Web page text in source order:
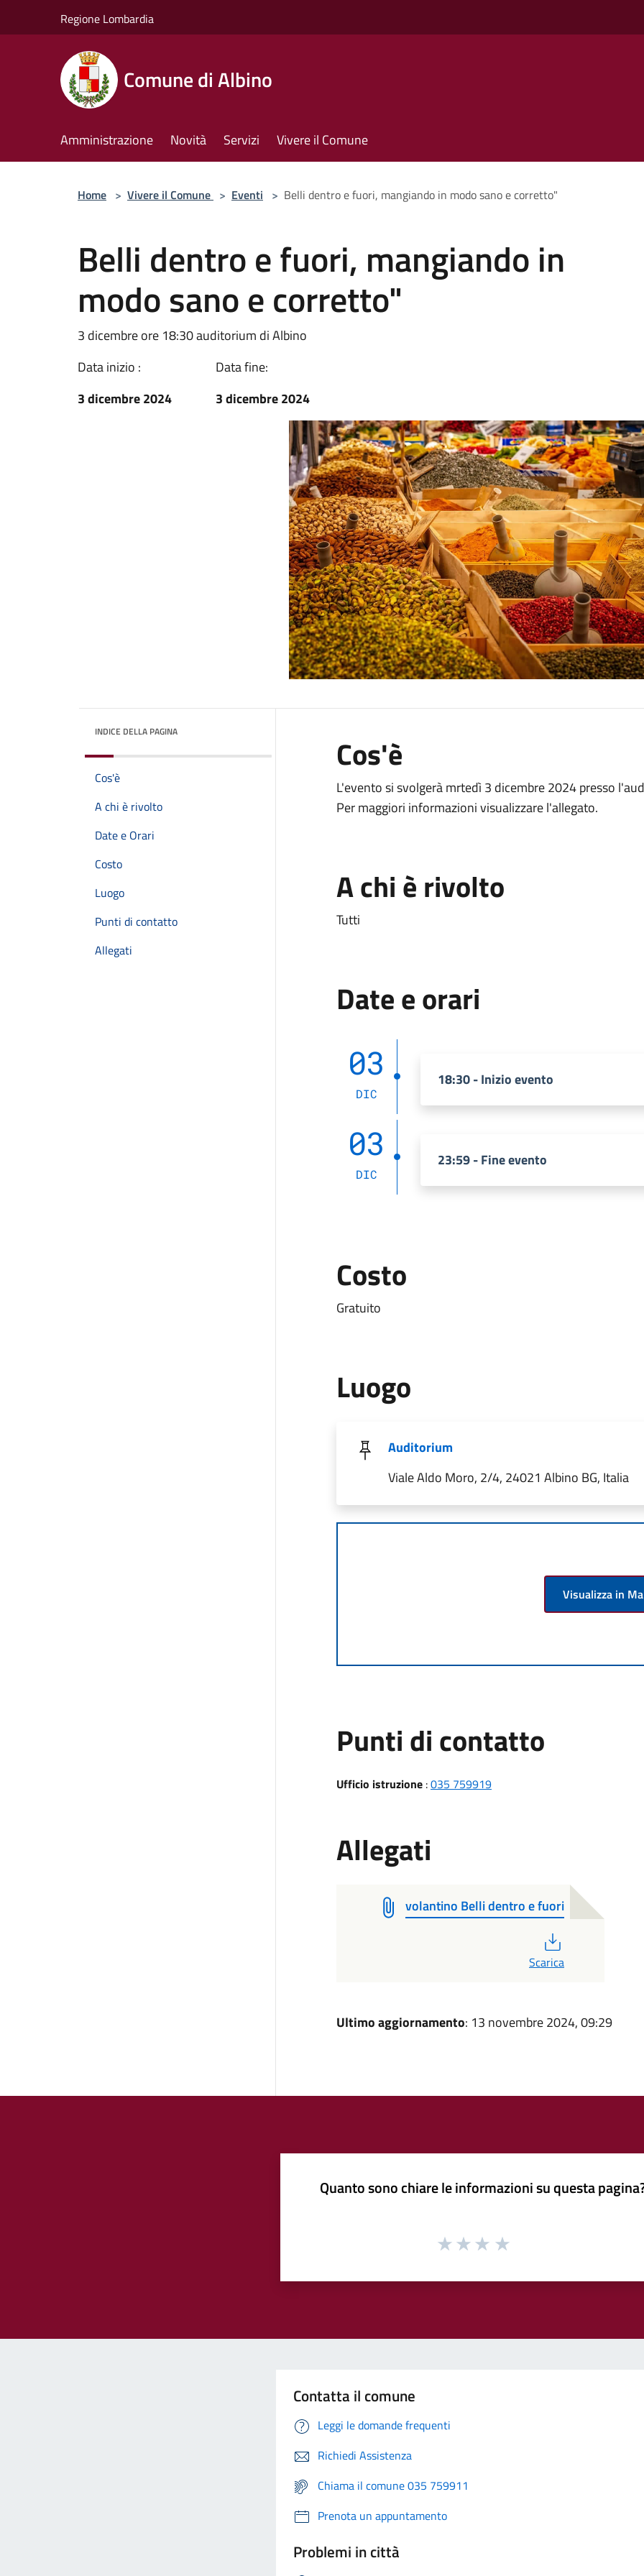
Regione Lombardia
Comune di Albino
Amministrazione Novità Servizi Vivere il Comune
Home > Vivere il Comune > Eventi > Belli dentro e fuori, mangiando in modo sano e corretto"
Belli dentro e fuori, mangiando in
modo sano e corretto"
3 dicembre ore 18:30 auditorium di Albino
Data inizio :
3 dicembre 2024
Data fine:
3 dicembre 2024
INDICE DELLA PAGINA
Cos'è
A chi è rivolto
Date e Orari
Costo
Luogo
Punti di contatto
Allegati
Cos'è
L'evento si svolgerà mrtedì 3 dicembre 2024 presso
Per maggiori informazioni visualizzare l'allegato.
A chi è rivolto
Tutti
Date e orari
03
DIC
18:30 - Inizio evento
03
DIC
23:59 - Fine evento
Costo
Gratuito
Luogo
Auditorium
Viale Aldo Moro, 2/4, 24021 Albino BG, Italia
Visualizza in
Punti di contatto
Ufficio istruzione:035 759919
Allegati
volantino Belli dentro e fuori
Scarica
Ultimo aggiornamento: 13 novembre 2024, 09:29
Quanto sono chiare le informazioni su questa
Contatta il comune
Leggi le domande frequenti
Richiedi Assistenza
Chiama il comune 035 759911
Prenota un appuntamento
Problemi in città